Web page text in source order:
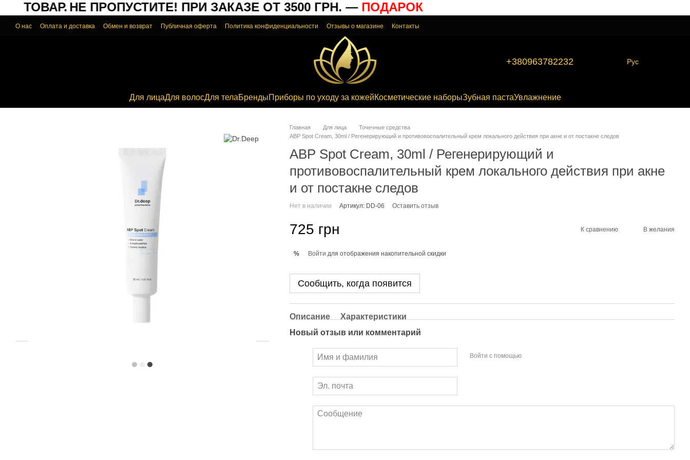
Перейти к основному контенту
ТОВАР.НЕ ПРОПУСТИТЕ!ПРИ ЗАКАЗЕ ОТ 3500 ГРН. —ПОДАРОК
О нас Оплата и доставка Обмен и возврат Публичная оферта Политика конфиденциальности Отзывы о магазине Контакты
+380963782232 Рус
Для лицаДля волосДля телаБрендыПриборы по уходу за кожейКосметические наборыЗубная пастаУвлажнение
Главная Для лица
Точечные средства
ABP Spot Cream, 30ml / Регенерирующий и противовоспалительный крем локального действия при акне и от постакне следов
ABP Spot Cream, 30ml / Регенерирующий и
противовоспалительный крем локального действия при акне
и от постакне следов
Нет в наличии Артикул: DD-06 Оставить отзыв
725 грн К сравнению В желания
% Войти для отображения накопительной скидки
Сообщить, когда появится
Описание
Характеристики
Новый отзыв или комментарий
Войти с помощью